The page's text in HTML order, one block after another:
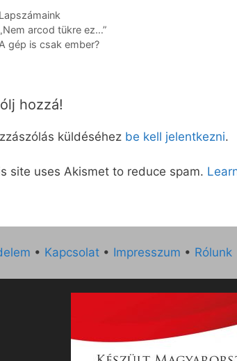
Kategória
Lapszámaink
„Nem arcod tükre ez…”
A gép is csak ember?
hozzá!
küldéséhez be kell jelentkezni.
site uses Akismet to reduce spam.
• Kapcsolat • Impresszum • Rólunk